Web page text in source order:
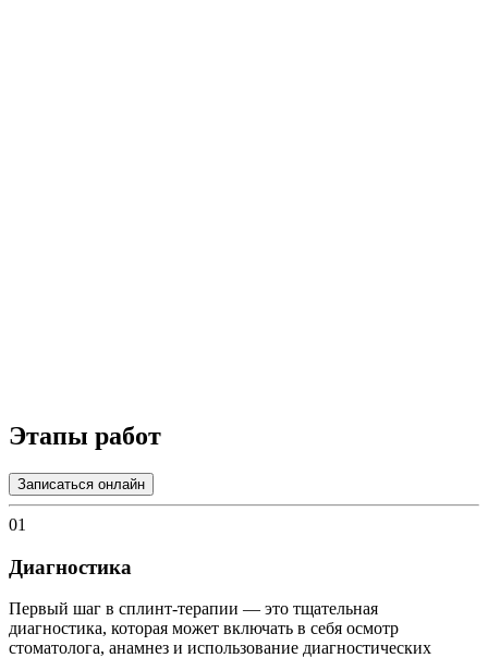
Этапы работ
Записаться онлайн
01
Диагностика
Первый шаг в сплинт-терапии — это тщательная
диагностика, которая может включать в себя осмотр
стоматолога, анамнез и использование диагностических